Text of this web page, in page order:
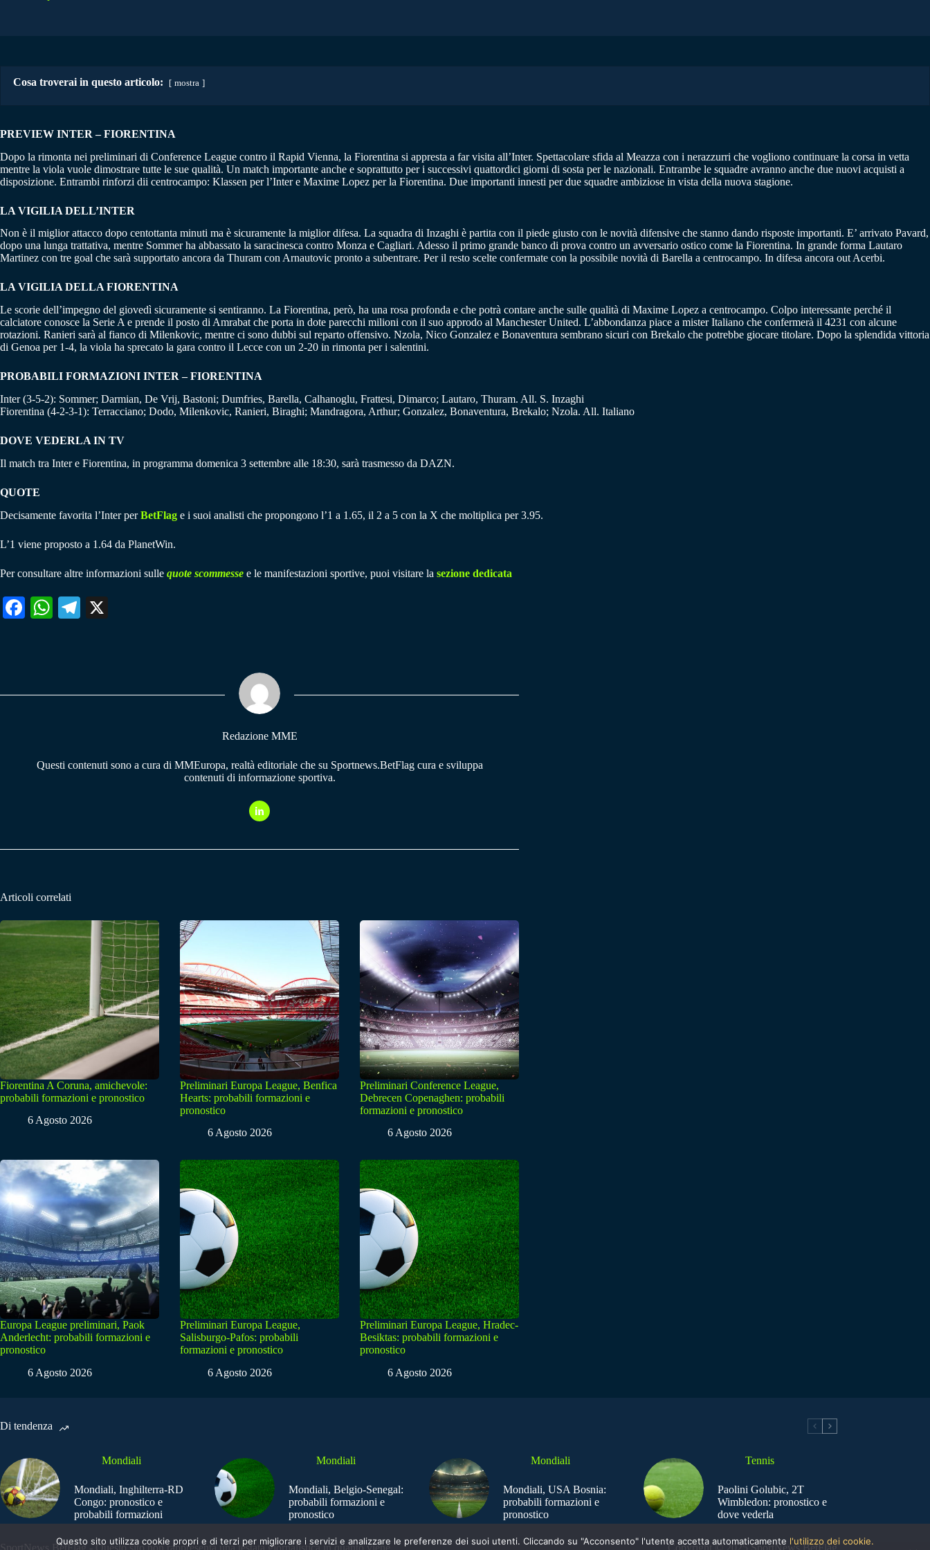
Cosa troverai in questo articolo: mostra
PREVIEW INTER – FIORENTINA
Dopo la rimonta nei preliminari di Conference League contro il Rapid Vienna, la Fiorentina si appresta a far visita all’Inter. Spettacolare sfida al Meazza con i nerazzurri che vogliono continuare la corsa in vetta
mentre la viola vuole dimostrare tutte le sue qualità. Un match importante anche e soprattutto per i successivi quattordici giorni di sosta per le nazionali. Entrambe le squadre avranno anche due nuovi acquisti a
disposizione. Entrambi rinforzi dii centrocampo: Klassen per l’Inter e Maxime Lopez per la Fiorentina. Due importanti innesti per due squadre ambiziose in vista della nuova stagione.
LA VIGILIA DELL’INTER
Non è il miglior attacco dopo centottanta minuti ma è sicuramente la miglior difesa. La squadra di Inzaghi è partita con il piede giusto con le novità difensive che stanno dando risposte importanti. E’ arrivato Pavard,
dopo una lunga trattativa, mentre Sommer ha abbassato la saracinesca contro Monza e Cagliari. Adesso il primo grande banco di prova contro un avversario ostico come la Fiorentina. In grande forma Lautaro
Martinez con tre goal che sarà supportato ancora da Thuram con Arnautovic pronto a subentrare. Per il resto scelte confermate con la possibile novità di Barella a centrocampo. In difesa ancora out Acerbi.
LA VIGILIA DELLA FIORENTINA
Le scorie dell’impegno del giovedì sicuramente si sentiranno. La Fiorentina, però, ha una rosa profonda e che potrà contare anche sulle qualità di Maxime Lopez a centrocampo. Colpo interessante perché il
calciatore conosce la Serie A e prende il posto di Amrabat che porta in dote parecchi milioni con il suo approdo al Manchester United. L’abbondanza piace a mister Italiano che confermerà il 4231 con alcune
rotazioni. Ranieri sarà al fianco di Milenkovic, mentre ci sono dubbi sul reparto offensivo. Nzola, Nico Gonzalez e Bonaventura sembrano sicuri con Brekalo che potrebbe giocare titolare. Dopo la splendida vittoria
di Genoa per 1-4, la viola ha sprecato la gara contro il Lecce con un 2-20 in rimonta per i salentini.
PROBABILI FORMAZIONI INTER – FIORENTINA
Inter (3-5-2): Sommer; Darmian, De Vrij, Bastoni; Dumfries, Barella, Calhanoglu, Frattesi, Dimarco; Lautaro, Thuram. All. S. Inzaghi
Fiorentina (4-2-3-1): Terracciano; Dodo, Milenkovic, Ranieri, Biraghi; Mandragora, Arthur; Gonzalez, Bonaventura, Brekalo; Nzola. All. Italiano
DOVE VEDERLA IN TV
Il match tra Inter e Fiorentina, in programma domenica 3 settembre alle 18:30, sarà trasmesso da DAZN.
QUOTE
Decisamente favorita l’Inter perBetFlag e i suoi analisti che propongono l’1 a 1.65, il 2 a 5 con la X che moltiplica per 3.95.
L’1 viene proposto a 1.64 da PlanetWin.
Per consultare altre informazioni sulle quote scommesse e le manifestazioni sportive, puoi visitare la sezione dedicata
Fa W
pp
Te
m
Redazione MME
Questi contenuti sono a cura di MMEuropa, realtà editoriale che su Sportnews.BetFlag cura e sviluppa
contenuti di informazione sportiva.
Articoli correlati
Fiorentina A Coruna, amichevole:
probabili formazioni e pronostico
6 Agosto 2026
Preliminari Europa League, Benfica
Hearts: probabili formazioni e
pronostico
6 Agosto 2026
Preliminari Conference League,
Debrecen Copenaghen: probabili
formazioni e pronostico
6 Agosto 2026
Europa League preliminari, Paok
Anderlecht: probabili formazioni e
pronostico
6 Agosto 2026
Preliminari Europa League,
Salisburgo-Pafos: probabili
formazioni e pronostico
6 Agosto 2026
Preliminari Europa League, Hradec-
Besiktas: probabili formazioni e
pronostico
6 Agosto 2026
Di tendenza
Mondiali
Mondiali, Inghilterra-RD
Congo: pronostico e
probabili formazioni
Mondiali
Mondiali, Belgio-Senegal:
probabili formazioni e
pronostico
Mondiali
Mondiali, USA Bosnia:
probabili formazioni e
pronostico
Tennis
Paolini Golubic, 2T
Wimbledon: pronostico e
dove vederla
Questo sito utilizza cookie propri e di terzi per migliorare i servizi e analizzare le preferenze dei suoi utenti. Cliccando su "Acconsento" l'utente accetta automaticamente l'utilizzo dei cookie.